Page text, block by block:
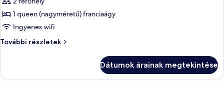
összes
képének
megtekintése:
Lakosztály
1 queen (nagyméretű) franciaágy
Ingyenes wifi
További részletek
Lakosztály
Dátumok árainak megtekintése